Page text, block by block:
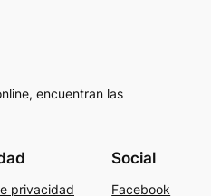
encuentran las
privacidad
Social
Facebook